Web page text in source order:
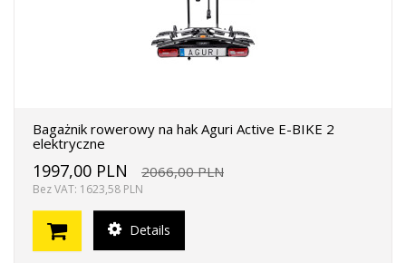
Bagażnik rowerowy na hak Aguri Active E-BIKE 2
elektryczne
1997,00 PLN 2066,00 PLN
Bez VAT: 1623,58 PLN
Details